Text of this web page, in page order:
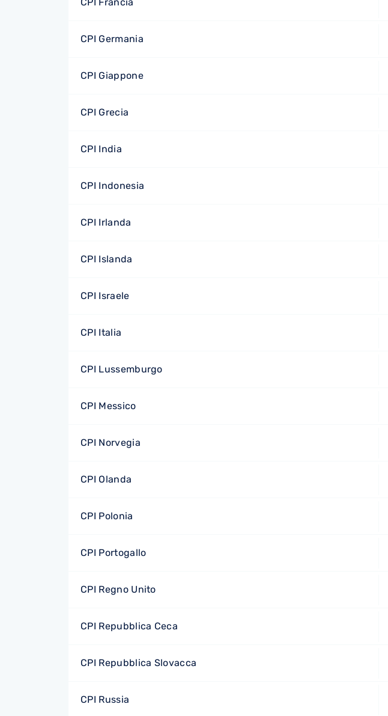
CPI Germania
CPI Giappone
CPI Grecia
CPI India
CPI Indonesia
CPI Irlanda
CPI Islanda
CPI Israele
CPI Italia
CPI Lussemburgo
CPI Messico
CPI Norvegia
CPI Olanda
CPI Polonia
CPI Portogallo
CPI Regno Unito
CPI Repubblica Ceca
CPI Repubblica Slovacca
CPI Russia